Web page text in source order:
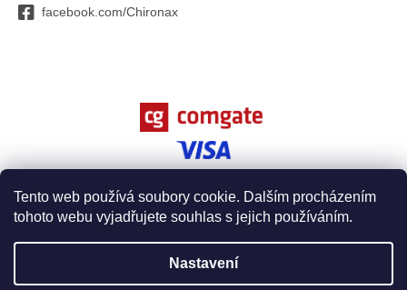
Tento web používá soubory cookie. Dalším procházením
tohoto webu vyjadřujete souhlas s jejich používáním.
Nastavení
facebook.com/Chironax